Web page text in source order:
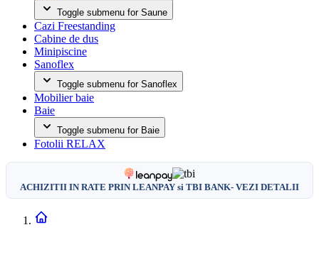
Toggle submenu for Saune
Cazi Freestanding
Cabine de dus
Minipiscine
Sanoflex
Toggle submenu for Sanoflex
Mobilier baie
Baie
Toggle submenu for Baie
Fotolii RELAX
ACHIZITII IN RATE PRIN LEANPAY si TBI BANK- VEZI DETALII